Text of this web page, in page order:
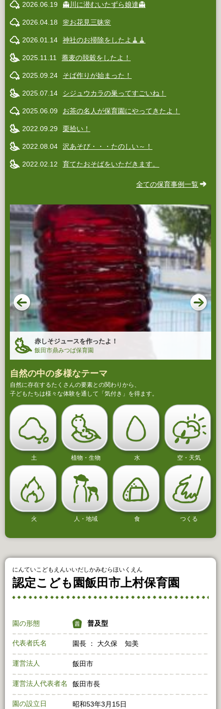
2026.06.19 👻川に潜むいたずら娘達👻
2026.04.18 🌸お花見三昧🌸
2026.01.14 神社のお掃除をしたよ🧹🧹
2025.11.11 蕎麦の脱穀をしたよ！
2025.09.24 そば作りが始まった！
2025.07.14 シジュウカラの巣ってすごいね！
2025.06.09 お茶の名人が保育園にやってきたよ！
2022.09.29 栗拾い！
2022.08.04 沢あそび・・・たのしい～！
2022.02.12 育てたおそばをいただきます。
全ての保育事例一覧
赤しそジュースを作ったよ！
飯田市鼎みつば保育園
自然の中の多様なテーマ
自然に存在するたくさんの要素との関わりから、
子どもたちは様々な体験を通して「気付き」を得ます。
土 植物・生物 水 空・天気
火 人・地域 食 つくる
にんていこどもえんいいだしかみむらほいくえん
認定こども園飯田市上村保育園
園の形態 普及型
代表者氏名 園長 ： 大久保 知美
運営法人 飯田市
運営法人代表者名 飯田市長
園の設立日 昭和53年3月15日